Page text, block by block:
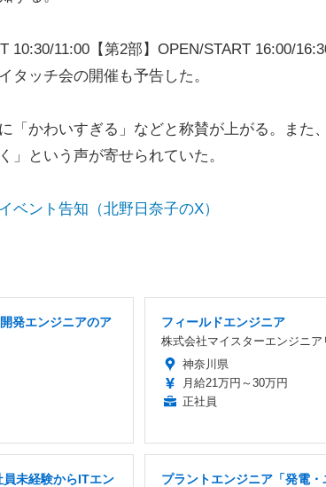
11:00【第2部】OPEN/START 16:00/
タッチ会の開催も予告した。
「かわいすぎる」などと称賛が上がる。また
」という声が寄せられていた。
ント告知（北野日奈子のX）
発エンジニアのア
フィールドエンジニア
株式会社マイスターエンジニア
神奈川県
月給21万円～30万円
正社員
未経験からITエン
プラントエンジニア「発電・